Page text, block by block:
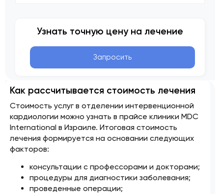
Узнать точную цену на лечение
Запросить
Как рассчитывается стоимость лечения
Стоимость услуг в отделении интервенционной
кардиологии можно узнать в прайсе клиники MDC
International в Израиле. Итоговая стоимость
лечения формируется на основании следующих
факторов:
консультации с профессорами и докторами;
процедуры для диагностики заболевания;
проведенные операции;